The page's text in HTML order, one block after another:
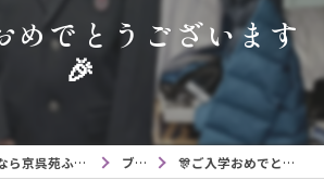
めでとうございます
🎉
さいたま市で着物なら京呉苑ふじや呉服店与野本町店 ブログ 🎊ご入学おめでとうございます🎉